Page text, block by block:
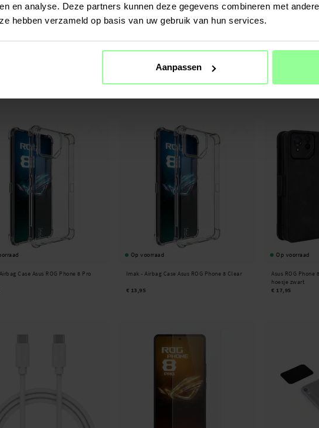
en analyse. Deze partners kunnen deze gegevens combineren met
hebben verzameld op basis van uw gebruik van hun services.
Aanpassen
Op voorraad
Asus Zenfone 11 Ultra Echt lederen hoesje
Op voorraad
Leren Heuptasje
Airbag Case Asus ROG Phone 8 Pro
Op voorraad
Imak -Airbag Case Asus ROG Phone 8 Clear
€ 13,95
Op voorraad
Asus ROG
hoesje zwart
€ 17,95